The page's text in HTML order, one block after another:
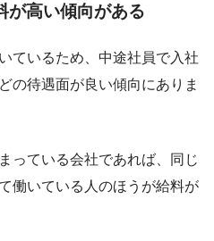
が高い傾向がある
ているため、中途社員で入社
の待遇面が良い傾向にありま
っている会社であれば、同じ
働いている人のほうが給料が